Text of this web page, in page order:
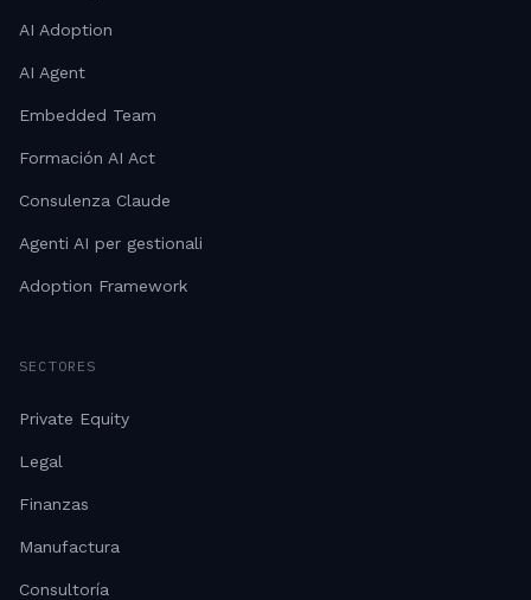
AI Adoption
AI Agent
Embedded Team
Formación AI Act
Consulenza Claude
Agenti AI per gestionali
Adoption Framework
SECTORES
Private Equity
Legal
Finanzas
Manufactura
Consultoría